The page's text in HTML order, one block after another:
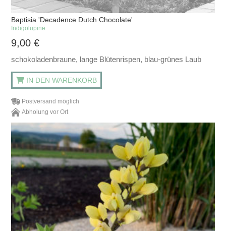
Baptisia 'Decadence Dutch Chocolate'
Indigolupine
9,00€
schokoladenbraune, lange Blütenrispen, blau-grünes Laub
IN DEN WARENKORB
Postversand möglich
Abholung vor Ort